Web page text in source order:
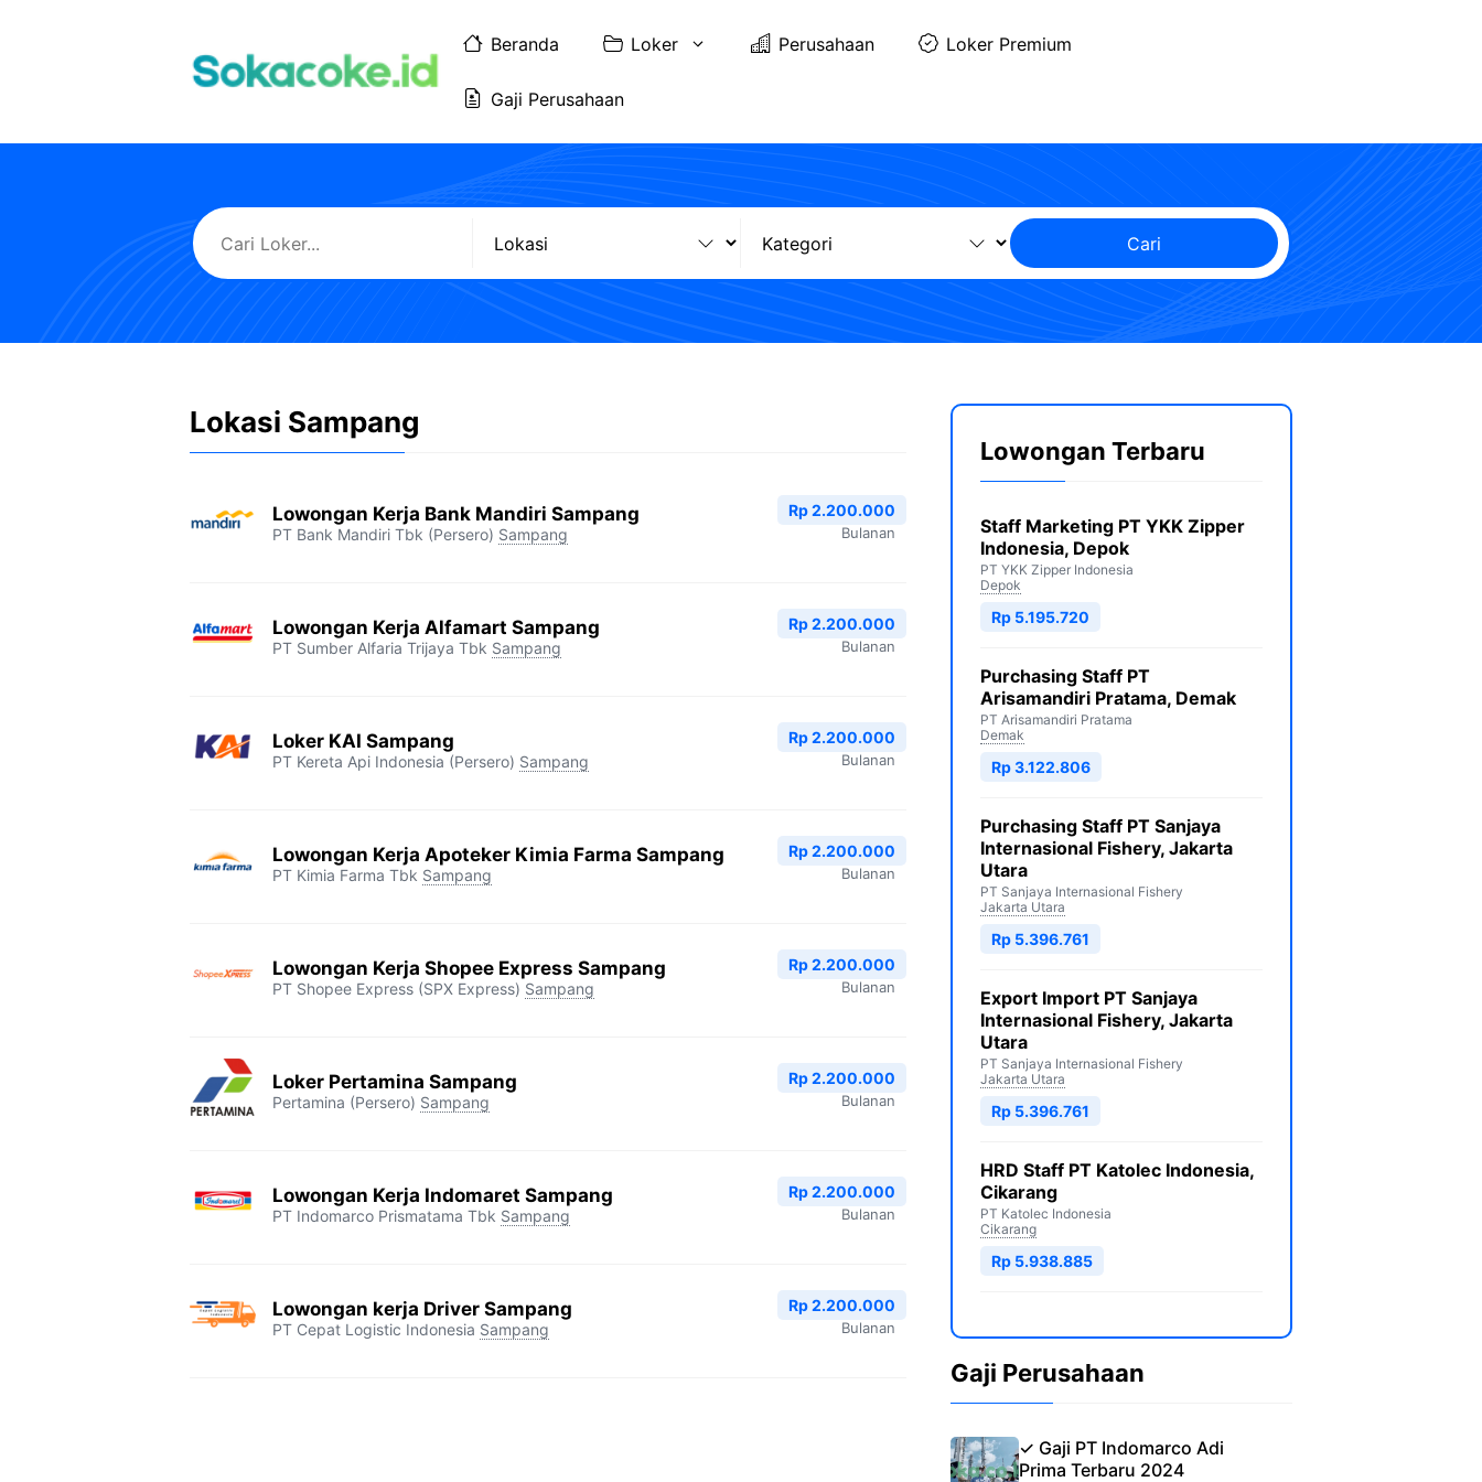
Beranda Loker Perusahaan Loker Premium
Gaji Perusahaan
Cari
Lokasi Sampang
Lowongan Kerja Bank Mandiri Sampang
PT Bank Mandiri Tbk (Persero) Sampang
Rp 2.200.000
Bulanan
Lowongan Kerja Alfamart Sampang
PT Sumber Alfaria Trijaya Tbk Sampang
Rp 2.200.000
Bulanan
Loker KAI Sampang
PT Kereta Api Indonesia (Persero) Sampang
Rp 2.200.000
Bulanan
Lowongan Kerja Apoteker Kimia Farma Sampang
PT Kimia Farma Tbk Sampang
Rp 2.200.000
Bulanan
Lowongan Kerja Shopee Express Sampang
PT Shopee Express (SPX Express) Sampang
Rp 2.200.000
Bulanan
Loker Pertamina Sampang
Pertamina (Persero) Sampang
Rp 2.200.000
Bulanan
Lowongan Kerja Indomaret Sampang
PT Indomarco Prismatama Tbk Sampang
Rp 2.200.000
Bulanan
Lowongan kerja Driver Sampang
PT Cepat Logistic Indonesia Sampang
Rp 2.200.000
Bulanan
Lowongan Terbaru
Staff Marketing PT YKK Zipper
Indonesia, Depok
PT YKK Zipper Indonesia
Depok
Rp 5.195.720
Purchasing Staff PT
Arisamandiri Pratama, Demak
PT Arisamandiri Pratama
Demak
Rp 3.122.806
Purchasing Staff PT Sanjaya
Internasional Fishery, Jakarta
Utara
PT Sanjaya Internasional Fishery
Jakarta Utara
Rp 5.396.761
Export Import PT Sanjaya
Internasional Fishery, Jakarta
Utara
PT Sanjaya Internasional Fishery
Jakarta Utara
Rp 5.396.761
HRD Staff PT Katolec Indonesia,
Cikarang
PT Katolec Indonesia
Cikarang
Rp 5.938.885
Gaji Perusahaan
✓ Gaji PT Indomarco Adi
Prima Terbaru 2024